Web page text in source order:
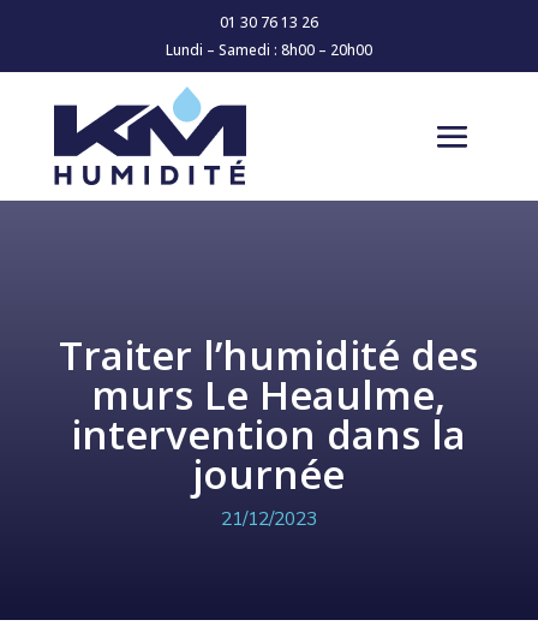
01 30 76 13 26
Lundi – Samedi : 8h00 – 20h00
Traiter l’humidité des
murs Le Heaulme,
intervention dans la
journée
21/12/2023